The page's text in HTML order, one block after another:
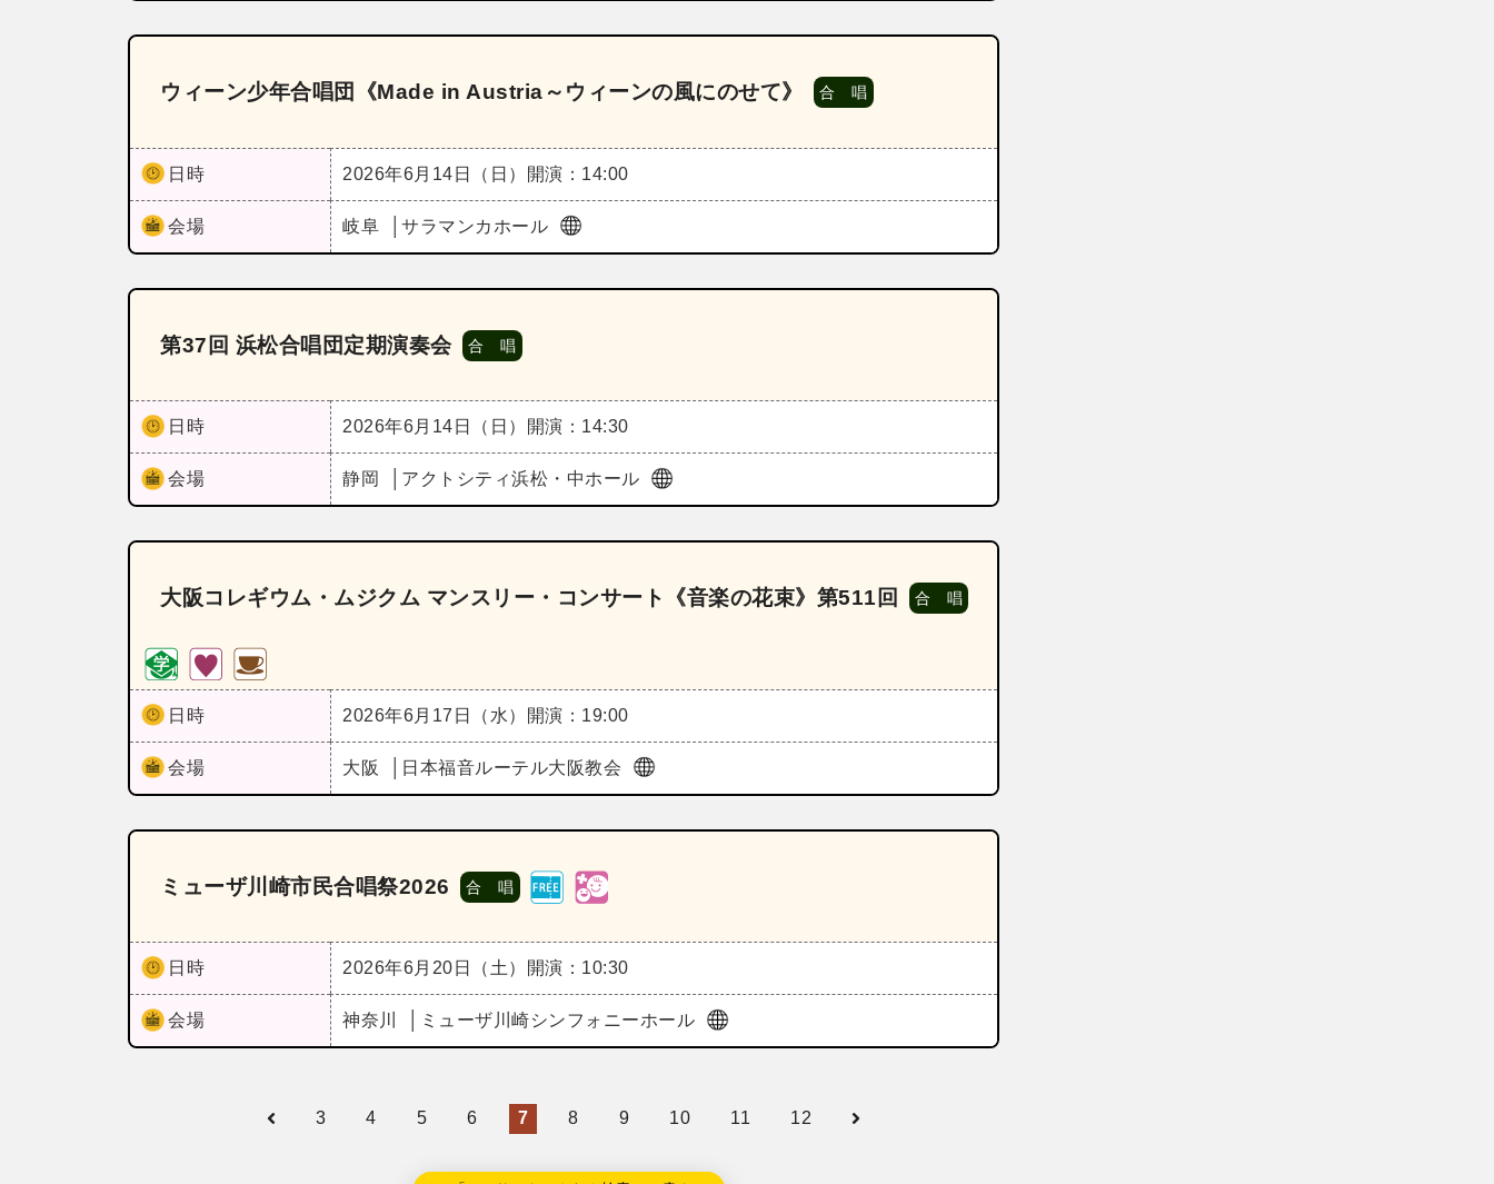
ウィーン少年合唱団《Made in Austria～ウィーンの風にのせて》 合 唱
日時 2026年6月14日（日） 開演：14:00
会場 岐阜 サラマンカホール
第37回 浜松合唱団定期演奏会 合 唱
日時 2026年6月14日（日） 開演：14:30
会場 静岡 アクトシティ浜松・中ホール
大阪コレギウム・ムジクム マンスリー・コンサート《音楽の花束》第511回 合 唱
日時 2026年6月17日（水） 開演：19:00
会場 大阪 日本福音ルーテル大阪教会
ミューザ川崎市民合唱祭2026 合 唱
日時 2026年6月20日（土） 開演：10:30
会場 神奈川 ミューザ川崎シンフォニーホール
3 4 5 6 7 8 9 10 11 12